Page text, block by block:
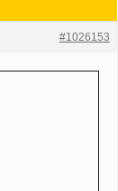
#1026153